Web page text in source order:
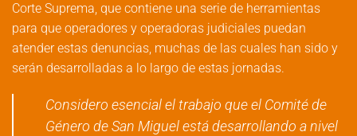
Corte Suprema, que contiene una serie de herramientas
para que operadores y operadoras judiciales puedan
atender estas denuncias, muchas de las cuales han sido y
serán desarrolladas a lo largo de estas jornadas.
Considero esencial el trabajo que el Comité de
Género de San Miguel está desarrollando a nivel